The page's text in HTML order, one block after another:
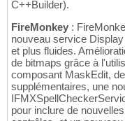
C++Builder).
FireMonkey :
nouveau service
et plus fluides.
de bitmaps grâce à
composant MaskEdit,
supplémentaires, une
pour inclure de